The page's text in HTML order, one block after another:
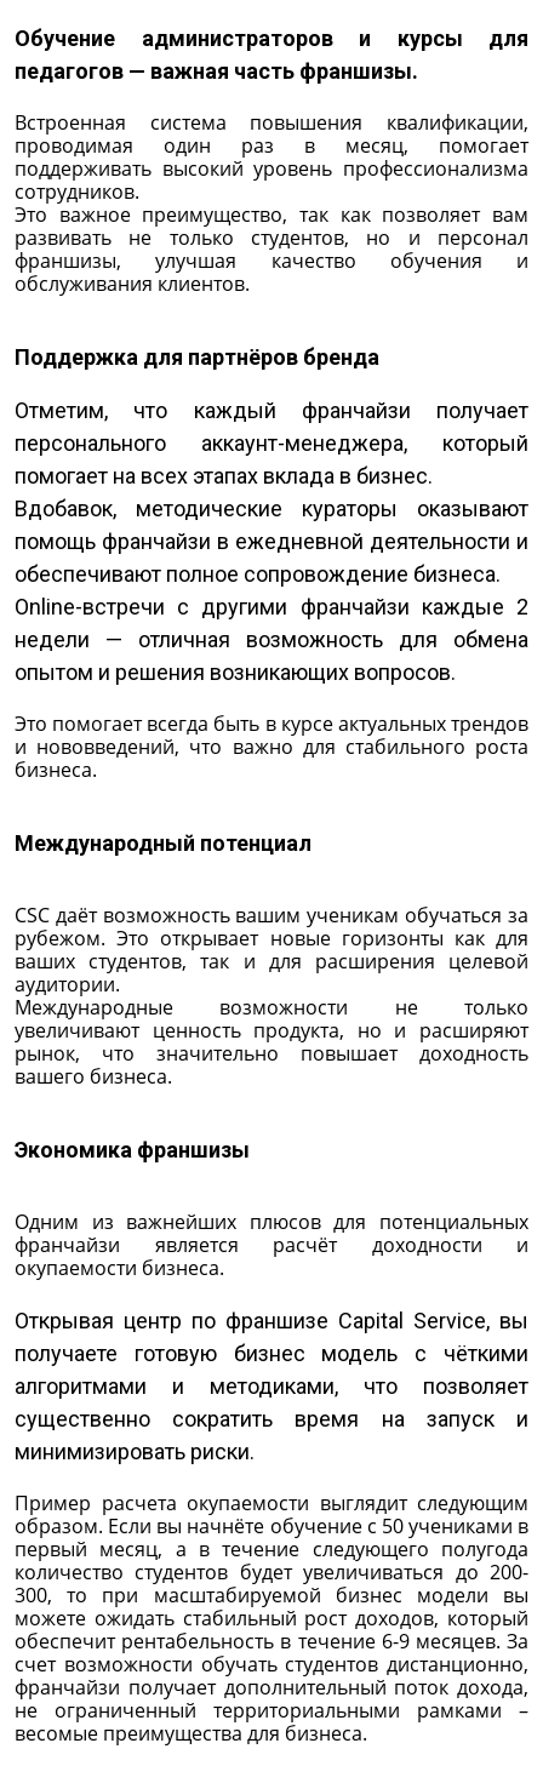
Обучение администраторов и курсы для
педагогов — важная часть франшизы.
Встроенная система повышения квалификации,
проводимая один раз в месяц, помогает
поддерживать высокий уровень профессионализма
сотрудников.
Это важное преимущество, так как позволяет вам
развивать не только студентов, но и персонал
франшизы, улучшая качество обучения и
обслуживания клиентов.
Поддержка для партнёров бренда
Отметим, что каждый франчайзи получает
персонального аккаунт-менеджера, который
помогает на всех этапах вклада в бизнес.
Вдобавок, методические кураторы оказывают
помощь франчайзи в ежедневной деятельности и
обеспечивают полное сопровождение бизнеса.
Online-встречи с другими франчайзи каждые 2
недели — отличная возможность для обмена
опытом и решения возникающих вопросов.
Это помогает всегда быть в курсе актуальных трендов
и нововведений, что важно для стабильного роста
бизнеса.
Международный потенциал
CSC даёт возможность вашим ученикам обучаться за
рубежом. Это открывает новые горизонты как для
ваших студентов, так и для расширения целевой
аудитории.
Международные возможности не только
увеличивают ценность продукта, но и расширяют
рынок, что значительно повышает доходность
вашего бизнеса.
Экономика франшизы
Одним из важнейших плюсов для потенциальных
франчайзи является расчёт доходности и
окупаемости бизнеса.
Открывая центр по франшизе Capital Service, вы
получаете готовую бизнес модель с чёткими
алгоритмами и методиками, что позволяет
существенно сократить время на запуск и
минимизировать риски.
Пример расчета окупаемости выглядит следующим
образом. Если вы начнёте обучение с 50 учениками в
первый месяц, а в течение следующего полугода
количество студентов будет увеличиваться до 200-
300, то при масштабируемой бизнес модели вы
можете ожидать стабильный рост доходов, который
обеспечит рентабельность в течение 6-9 месяцев. За
счет возможности обучать студентов дистанционно,
франчайзи получает дополнительный поток дохода,
не ограниченный территориальными рамками –
весомые преимущества для бизнеса.